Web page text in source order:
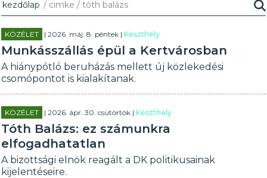
kezdőlap / cimke / tóth balázs
KÖZÉLET | 2026. máj. 8. péntek |Keszthely
Munkásszállás épül a Kertvárosban
A hiánypótló beruházás mellett új közlekedési
csomópontot is kialakítanak.
KÖZÉLET | 2026. ápr. 30. csütörtök |Keszthely
Tóth Balázs: ez számunkra
elfogadhatatlan
A bizottsági elnök reagált a DK politikusainak
kijelentéseire.